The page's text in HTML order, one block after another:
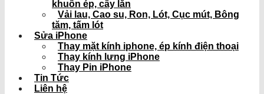
khuôn ép, cây lăn
Vải lau, Cao su, Ron, Lót, Cục mút, Bông
tăm, tấm lót
Sửa iPhone
Thay mặt kính iphone, ép kính điện thoại
Thay kính lưng iPhone
Thay Pin iPhone
Tin Tức
Liên hệ